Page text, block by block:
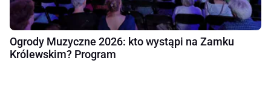
Ogrody Muzyczne 2026: kto wystąpi na Zamku
Królewskim? Program